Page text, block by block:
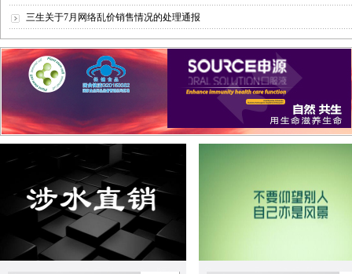
三生关于7月网络乱价销售情况的处理通报
2013年第6期杂志 2014年第11期杂